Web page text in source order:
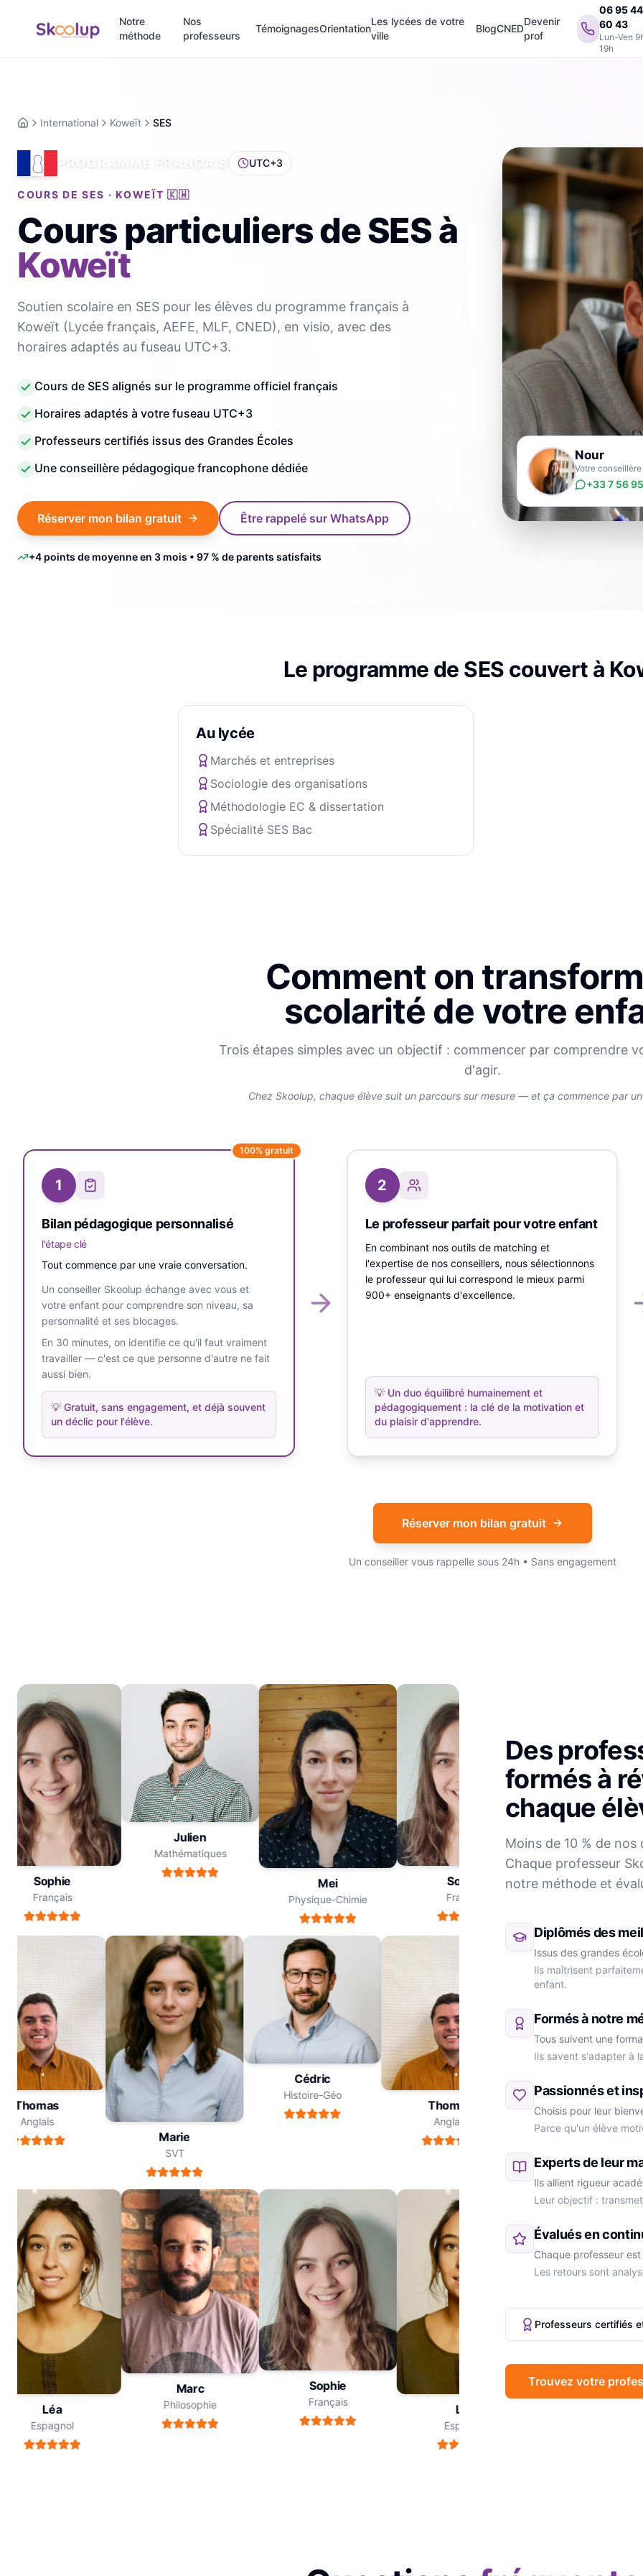
Notre
méthode
Nos
professeurs
TémoignagesOrientation
Les lycées de votre
ville
BlogCNED
Devenir
prof
06 95 44
60 43
Lun-Ven
19h
AccueilInternational Koweït SES
PROGRAMME FRANÇAIS UTC+3
COURS DE SES · KOWEÏT 🇰🇼
Cours particuliers de SESà
Koweït
Soutien scolaire en SES pour les élèves du programme français à
Koweït (Lycée français, AEFE, MLF, CNED), en visio, avec des
horaires adaptés au fuseau UTC+3.
Cours de SES alignés sur le programme officiel français
Horaires adaptés à votre fuseau UTC+3
Professeurs certifiés issus des Grandes Écoles
Une conseillère pédagogique francophone dédiée
Réserver mon bilan gratuit Être rappelé sur WhatsApp
+4 points de moyenne en 3 mois • 97 % de parents satisfaits
Nour
Votre
+33 7 56
Le programme de SES couvert à
Au lycée
Marchés et entreprises
Sociologie des organisations
Méthodologie EC & dissertation
Spécialité SES Bac
Comment on
scolarité de votre
Trois étapes simples avec un objectif : commencer par comprendre
d'agir.
Chez Skoolup, chaque élève suit un parcours sur mesure — et ça commence par
100% gratuit
1
Bilan pédagogique personnalisé
l'étape clé
Tout commence par une vraie conversation.
Un conseiller Skoolup échange avec vous et
votre enfant pour comprendre son niveau, sa
personnalité et ses blocages.
En 30 minutes, on identifie ce qu'il faut vraiment
travailler — c'est ce que personne d'autre ne fait
aussi bien.
💡 Gratuit, sans engagement, et déjà souvent
un déclic pour l'élève.
2
Le professeur parfait pour votre enfant
En combinant nos outils de matching et
l'expertise de nos conseillers, nous sélectionnons
le professeur qui lui correspond le mieux parmi
900+ enseignants d'excellence.
💡 Un duo équilibré humainement et
pédagogiquement : la clé de la motivation et
du plaisir d'apprendre.
Réserver mon bilan gratuit
Un conseiller vous rappelle sous 24h • Sans engagement
Sophie
Français
Julien
Mathématiques
Mei
Physique-Chimie
Sophie
Français
Julien
Thomas
Anglais
Marie
SVT
Cédric
Histoire-Géo
Thomas
Anglais
Marie
Léa
Espagnol
Marc
Philosophie
Sophie
Français Léa
Espagnol
Marc
Des
formés à
chaque
Moins de 10 % de
Chaque professeur
notre méthode et
Diplômés des
Issus des grandes
Ils maîtrisent
enfant.
Formés à notre
Tous suivent une
Ils savent s'adapter à
Passionnés et
Choisis pour leur
Parce qu'un élève
Experts de leur
Ils allient rigueur
Leur objectif :
Évalués en
Chaque professeur
Les retours sont
Professeurs certifiés
Trouvez votre